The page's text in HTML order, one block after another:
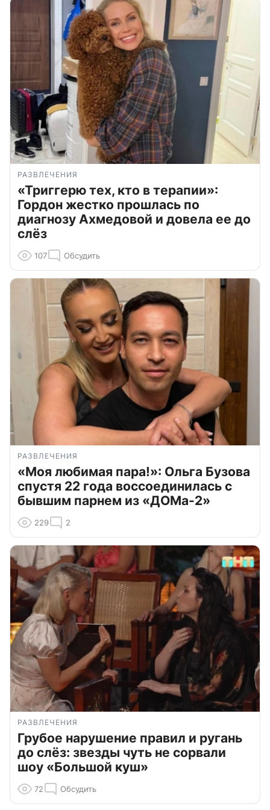
РАЗВЛЕЧЕНИЯ
«Триггерю тех, кто в терапии»:
Гордон жестко прошлась по
диагнозу Ахмедовой и довела ее до
слёз
107 Обсудить
РАЗВЛЕЧЕНИЯ
«Моя любимая пара!»: Ольга Бузова
спустя 22 года воссоединилась с
бывшим парнем из «ДОМа-2»
229 2
РАЗВЛЕЧЕНИЯ
Грубое нарушение правил и ругань
до слёз: звезды чуть не сорвали
шоу «Большой куш»
72 Обсудить